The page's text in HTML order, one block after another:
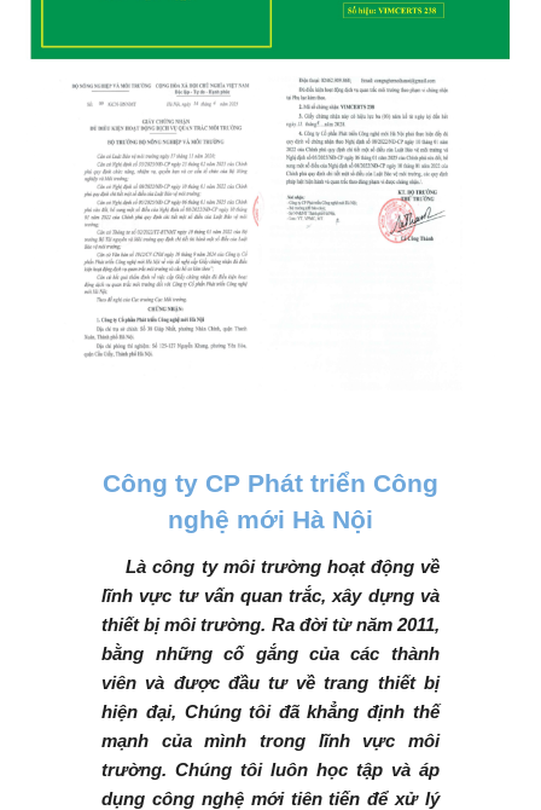
Công ty CP Phát triển Công
nghệ mới Hà Nội
Là công ty môi trường hoạt động về
lĩnh vực tư vấn quan trắc, xây dựng và
thiết bị môi trường. Ra đời từ năm 2011,
bằng những cố gắng của các thành
viên và được đầu tư về trang thiết bị
hiện đại, Chúng tôi đã khẳng định thế
mạnh của mình trong lĩnh vực môi
trường. Chúng tôi luôn học tập và áp
dụng công nghệ mới tiên tiến để xử lý